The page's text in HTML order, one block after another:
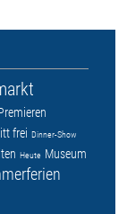
frei Dinner-Show
Heute Museum